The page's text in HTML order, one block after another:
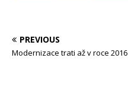
PREVIOUS
Modernizace trati až v roce 2016